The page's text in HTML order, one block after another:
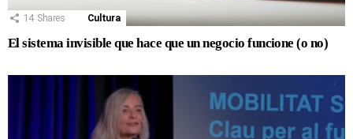
14 Shares Cultura
El sistema invisible que hace que un negocio funcione (o no)